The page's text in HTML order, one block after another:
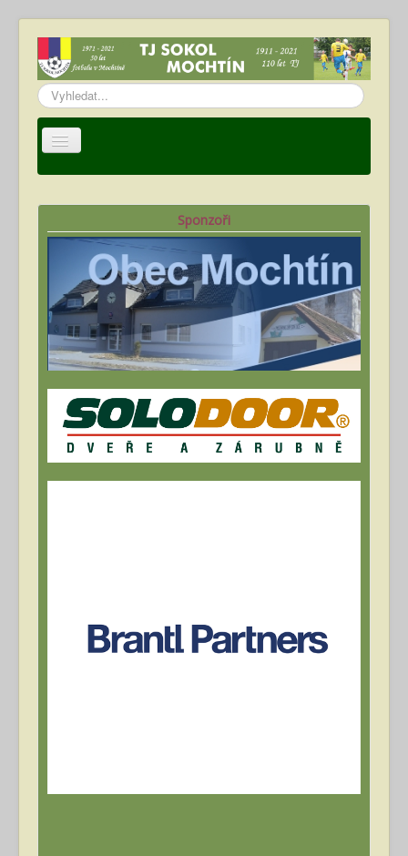
Vyhledávání...
Oddíl fotbalu
Hráči
Kalendář akcí
Fotogalerie
Ke stažení
Archív článků
Přihlásit
Sponzoři